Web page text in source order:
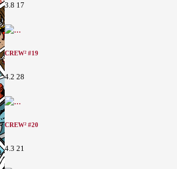
3.8 17
CREW² #19
4.2 28
CREW² #20
4.3 21